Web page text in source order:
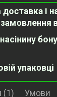
і
замовлення
упаковці
(1) Умови